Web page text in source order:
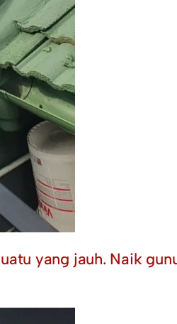
yang jauh. Naik